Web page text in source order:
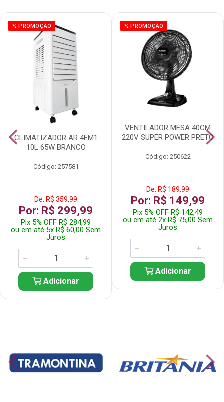
% PROMOÇÃO
CLIMATIZADOR AR 4EM1
10L 65W BRANCO
Código: 257581
De: R$ 359,99
Por: R$ 299,99
Pix 5% OFF R$ 284,99
ou em até 5x R$ 60,00 Sem
Juros
Adicionar
% PROMOÇÃO
VENTILADOR MESA 40CM
220V SUPER POWER PRETO
Código: 250622
De: R$ 189,99
Por: R$ 149,99
Pix 5% OFF R$ 142,49
ou em até 2x R$ 75,00 Sem
Juros
Adicionar